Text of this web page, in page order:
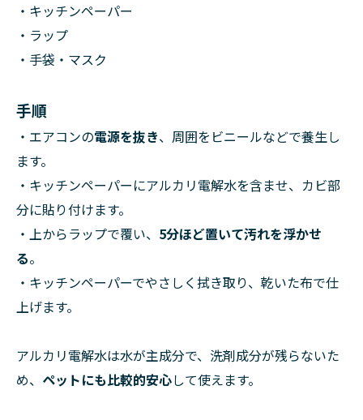
・キッチンペーパー
・ラップ
・手袋・マスク
手順
・エアコンの電源を抜き、周囲をビニールなどで養生し
ます。
・キッチンペーパーにアルカリ電解水を含ませ、カビ部
分に貼り付けます。
・上からラップで覆い、 5分ほど置いて汚れを浮かせ
る。
・キッチンペーパーでやさしく拭き取り、乾いた布で仕
上げます。
アルカリ電解水は水が主成分で、洗剤成分が残らないた
め、 ペットにも比較的安心して使えます。